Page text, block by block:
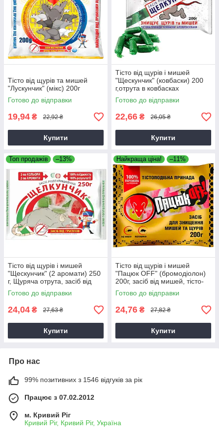
Тісто від щурів та мишей
"Лускунчик" (мікс) 200г
Готово до відправки
19,94 ₴ 22,92 ₴
Купити
Тісто від щурів і мишей
"Щескунчик" (ковбаски) 200
г,отрута в ковбасках
Готово до відправки
22,66 ₴ 26,05 ₴
Купити
Топ продажів –13%
Тісто від щурів і мишей
"Щескунчик" (2 аромати) 250
г, Щуряча отрута, засіб від
гризунів
Готово до відправки
24,04 ₴ 27,63 ₴
Купити
Найкраща ціна! –11%
Тісто від щурів і мишей
"Пацюк OFF" (бромодіолон)
200г, засіб від мишей, тісто-
принада від гризунів
Готово до відправки
24,76 ₴ 27,82 ₴
Купити
Про нас
99% позитивних з 1546 відгуків за рік
Працює з 07.02.2012
м. Кривий Ріг
Кривий Ріг, Кривий Ріг, Україна